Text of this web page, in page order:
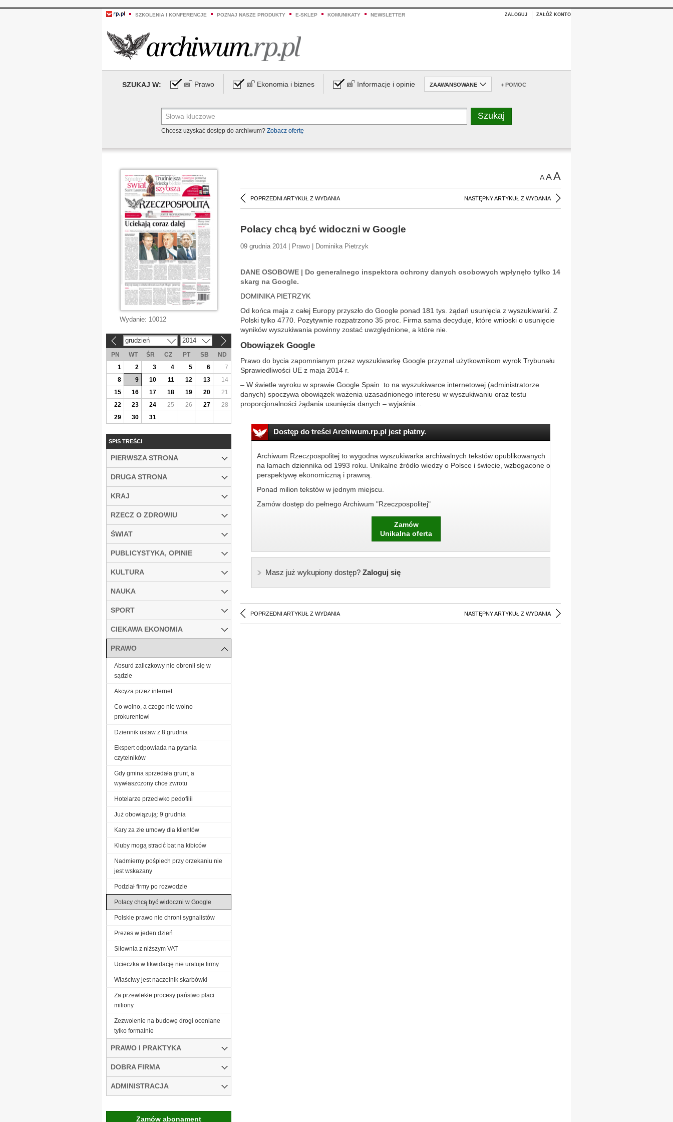
SZKOLENIA I KONFERENCJE POZNAJ NASZE PRODUKTY E-SKLEP KOMUNIKATY NEWSLETTER ZALOGUJ ZAŁÓŻ KONTO
SZUKAJ W: Prawo Ekonomia i biznes Informacje i opinie ZAAWANSOWANE + POMOC
Chcesz uzyskać dostęp do archiwum? Zobacz ofertę
AAA
POPRZEDNI ARTYKUŁ Z WYDANIA NASTĘPNY ARTYKUŁ Z WYDANIA
Polacy chcą być widoczni w Google
09 grudnia 2014 | Prawo | Dominika Pietrzyk
DANE OSOBOWE | Do generalnego inspektora ochrony danych osobowych wpłynęło tylko 14
skarg na Google.
DOMINIKA PIETRZYK
Od końca maja z całej Europy przyszło do Google ponad 181 tys. żądań usunięcia z wyszukiwarki. Z
Polski tylko 4770. Pozytywnie rozpatrzono 35 proc. Firma sama decyduje, które wnioski o usunięcie
wyników wyszukiwania powinny zostać uwzględnione, a które nie.
Obowiązek Google
Prawo do bycia zapomnianym przez wyszukiwarkę Google przyznał użytkownikom wyrok Trybunału
Sprawiedliwości UE z maja 2014 r.
– W świetle wyroku w sprawie Google Spain to na wyszukiwarce internetowej (administratorze
danych) spoczywa obowiązek ważenia uzasadnionego interesu w wyszukiwaniu oraz testu
proporcjonalności żądania usunięcia danych – wyjaśnia...
Dostęp do treści Archiwum.rp.pl jest płatny.
Archiwum Rzeczpospolitej to wygodna wyszukiwarka archiwalnych tekstów opublikowanych
na łamach dziennika od 1993 roku. Unikalne źródło wiedzy o Polsce i świecie, wzbogacone o
perspektywę ekonomiczną i prawną.
Ponad milion tekstów w jednym miejscu.
Zamów dostęp do pełnego Archiwum "Rzeczpospolitej"
Zamów
Unikalna oferta
Masz już wykupiony dostęp?Zaloguj się
POPRZEDNI ARTYKUŁ Z WYDANIA NASTĘPNY ARTYKUŁ Z WYDANIA
Wydanie: 10012
grudzień 2014
PN WT ŚR CZ PT SB
ND
1
2 3 4 5 6
7
8
9 10 11 12 13
14
15
16 17 18 19 20
21
22
23 24 25 26 27
28
29
30 31
SPIS TREŚCI
PIERWSZA STRONA
DRUGA STRONA
KRAJ
RZECZ O ZDROWIU
ŚWIAT
PUBLICYSTYKA, OPINIE
KULTURA
NAUKA
SPORT
CIEKAWA EKONOMIA
PRAWO
Absurd zaliczkowy nie obronił się w
sądzie
Akcyza przez internet
Co wolno, a czego nie wolno
prokurentowi
Dziennik ustaw z 8 grudnia
Ekspert odpowiada na pytania
czytelników
Gdy gmina sprzedała grunt, a
wywłaszczony chce zwrotu
Hotelarze przeciwko pedofilii
Już obowiązują: 9 grudnia
Kary za złe umowy dla klientów
Kluby mogą stracić bat na kibiców
Nadmierny pośpiech przy orzekaniu nie
jest wskazany
Podział firmy po rozwodzie
Polacy chcą być widoczni w Google
Polskie prawo nie chroni sygnalistów
Prezes w jeden dzień
Siłownia z niższym VAT
Ucieczka w likwidację nie uratuje firmy
Właściwy jest naczelnik skarbówki
Za przewlekłe procesy państwo płaci
miliony
Zezwolenie na budowę drogi oceniane
tylko formalnie
PRAWO I PRAKTYKA
DOBRA FIRMA
ADMINISTRACJA
Zamów abonament